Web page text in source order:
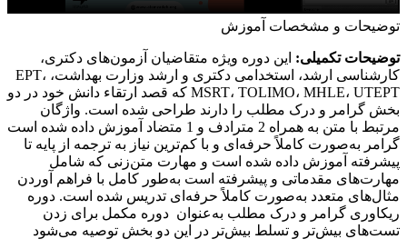
توضیحات و مشخصات آموزش
توضیحات تکمیلی: این دوره ویژه متقاضیان آزمون‌های دکتری،
کارشناسی ارشد، استخدامی دکتری و ارشد وزارت بهداشت، EPT،
MSRT، TOLIMO، MHLE، UTEPT که قصد ارتقاء دانش خود در دو
بخش گرامر و درک مطلب را دارند طراحی شده است. واژگان
مرتبط با متن به همراه 2 مترادف و 1 متضاد آموزش داده شده است
گرامر به‌صورت کاملاً حرفه‌ای و با کم‌ترین نیاز به ترجمه از پایه تا
پیشرفته آموزش داده شده است و مهارت متن‌زنی که شامل
مهارت‌های مقدماتی و پیشرفته است به‌طور کامل با فراهم آوردن
مثال‌های متعدد به‌صورت کاملاً حرفه‌ای تدریس شده است. دوره
ریکاوری گرامر و درک مطلب به‌عنوان دوره مکمل برای زدن
تست‌های بیش‌تر و تسلط بیش‌تر در این دو بخش توصیه می‌شود